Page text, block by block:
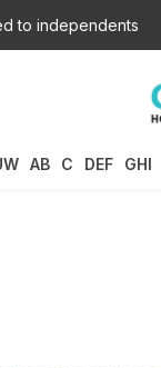
to independents
AB C DEF GHI